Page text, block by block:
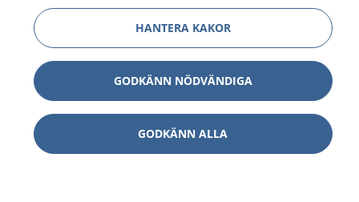
HANTERA KAKOR
GODKÄNN NÖDVÄNDIGA
GODKÄNN ALLA